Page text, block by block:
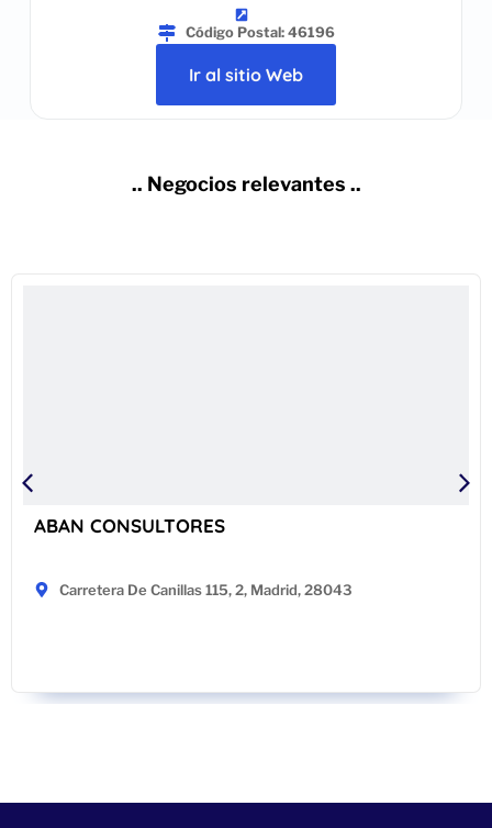
Código Postal: 46196
Ir al sitio Web
.. Negocios relevantes ..
ABAN CONSULTORES
Carretera De Canillas 115, 2, Madrid, 28043